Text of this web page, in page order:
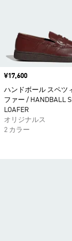
価格
¥17,600
ハンドボール スペツ
ファー / HANDBALL
LOAFER
オリジナルス
2 カラー